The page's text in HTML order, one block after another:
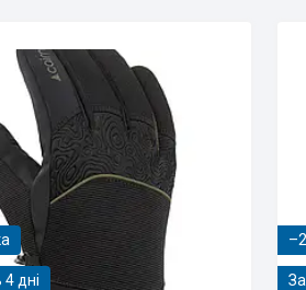
дні